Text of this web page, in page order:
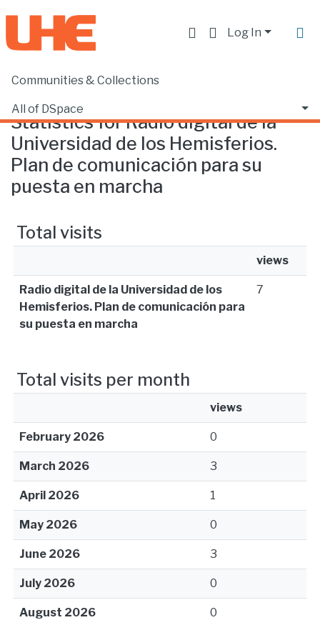
Log In
Communities & Collections
All of DSpace
Home Statistics
Statistics for Radio digital de la
Universidad de los Hemisferios.
Plan de comunicación para su
puesta en marcha
Total visits
views
Radio digital de la Universidad de los
Hemisferios. Plan de comunicación para
su puesta en marcha
7
Total visits per month
views
February 2026 0
March 2026 3
April 2026 1
May 2026 0
June 2026 3
July 2026 0
August 2026 0